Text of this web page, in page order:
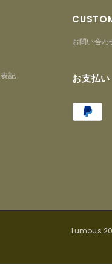
記
お問い合わ
お支払い
methods
Lumous